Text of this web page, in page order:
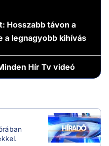
Hosszabb távon a
a legnagyobb kihívás
Hír Tv videó